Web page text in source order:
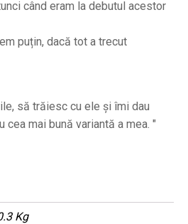
când eram la debutul acestor
puțin, dacă tot a trecut
să trăiesc cu ele și îmi dau
mai bună variantă a mea. "
Kg